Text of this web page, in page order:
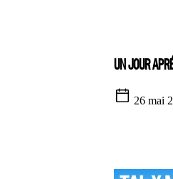
UN JOUR
26 mai